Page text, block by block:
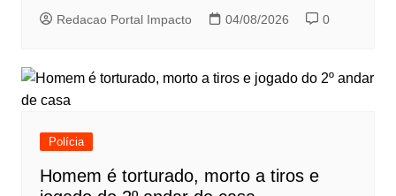
Redacao Portal Impacto 04/08/2026 0
Polícia
Homem é torturado, morto a tiros e